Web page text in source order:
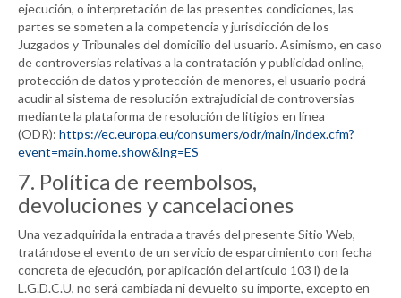
ejecución, o interpretación de las presentes condiciones, las
partes se someten a la competencia y jurisdicción de los
Juzgados y Tribunales del domicilio del usuario. Asimismo, en caso
de controversias relativas a la contratación y publicidad online,
protección de datos y protección de menores, el usuario podrá
acudir al sistema de resolución extrajudicial de controversias
mediante la plataforma de resolución de litigios en línea
(ODR): https://ec.europa.eu/consumers/odr/main/index.cfm?
event=main.home.show&lng=ES
7. Política de reembolsos,
devoluciones y cancelaciones
Una vez adquirida la entrada a través del presente Sitio Web,
tratándose el evento de un servicio de esparcimiento con fecha
concreta de ejecución, por aplicación del artículo 103 l) de la
L.G.D.C.U, no será cambiada ni devuelto su importe, excepto en